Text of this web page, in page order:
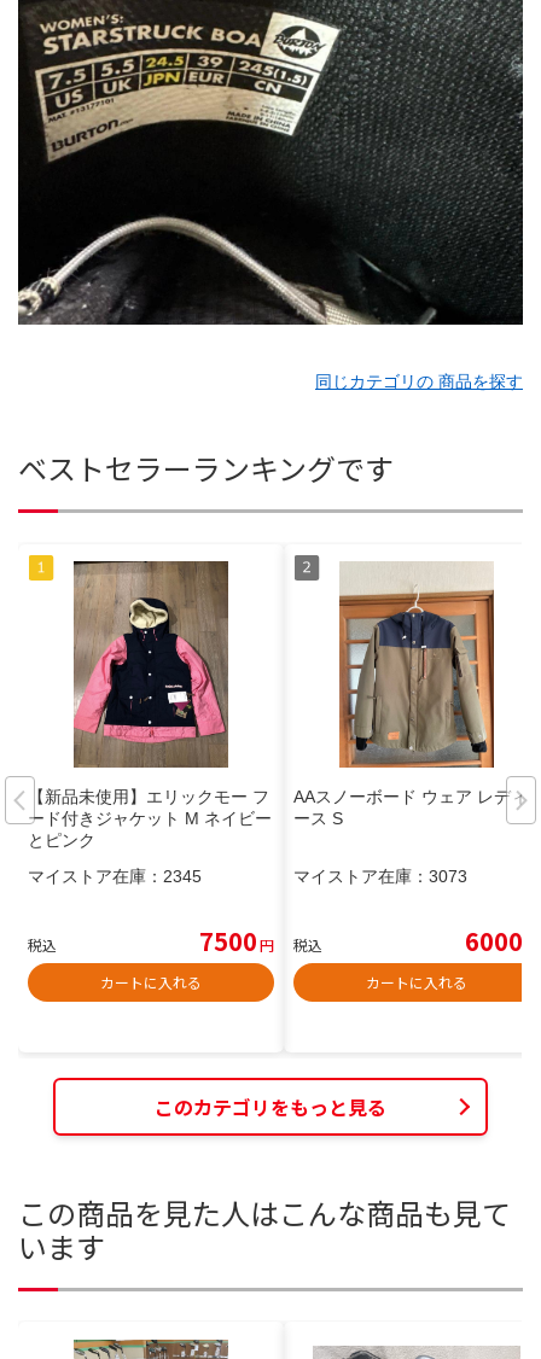
同じカテゴリの 商品を探す
ベストセラーランキングです
【新品未使用】エリックモー フ
ード付きジャケット M ネイビー
とピンク
マイストア在庫： 2345
税込 7500円
カートに入れる
AAスノーボード ウェア レディ
ース S
マイストア在庫： 3073
税込 6000
カートに入れる
このカテゴリをもっと見る
この商品を見た人はこんな商品も見て
います